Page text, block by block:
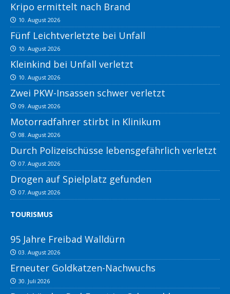
Kripo ermittelt nach Brand
10. August 2026
Fünf Leichtverletzte bei Unfall
10. August 2026
Kleinkind bei Unfall verletzt
10. August 2026
Zwei PKW-Insassen schwer verletzt
09. August 2026
Motorradfahrer stirbt in Klinikum
08. August 2026
Durch Polizeischüsse lebensgefährlich verletzt
07. August 2026
Drogen auf Spielplatz gefunden
07. August 2026
TOURISMUS
95 Jahre Freibad Walldürn
03. August 2026
Erneuter Goldkatzen-Nachwuchs
30. Juli 2026